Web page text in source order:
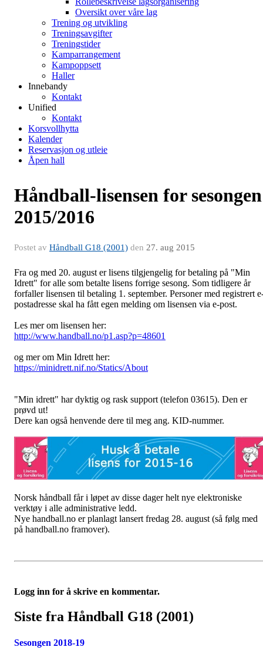
Oversikt over våre lag
Trening og utvikling
Treningsavgifter
Treningstider
Kamparrangement
Kampoppsett
Haller
Innebandy
Kontakt
Unified
Kontakt
Korsvollhytta
Kalender
Reservasjon og utleie
Åpen hall
Håndball-lisensen for sesongen
2015/2016
Postet av Håndball G18 (2001) den 27. aug 2015
Fra og med 20. august er lisens tilgjengelig for betaling på "Min
Idrett" for alle som betalte lisens forrige sesong. Som tidligere år
forfaller lisensen til betaling 1. september. Personer med registrert
postadresse skal ha fått egen melding om lisensen via e-post.
Les mer om lisensen her:
http://www.handball.no/p1.asp?p=48601
og mer om Min Idrett her:
https://minidrett.nif.no/Statics/About
"Min idrett" har dyktig og rask support (telefon 03615). Den er
prøvd ut!
Dere kan også henvende dere til meg ang. KID-nummer.
Norsk håndball får i løpet av disse dager helt nye elektroniske
verktøy i alle administrative ledd.
Nye handball.no er planlagt lansert fredag 28. august (så følg med
på handball.no framover).
Logg inn for å skrive en kommentar.
Siste fra Håndball G18 (2001)
Sesongen 2018-19